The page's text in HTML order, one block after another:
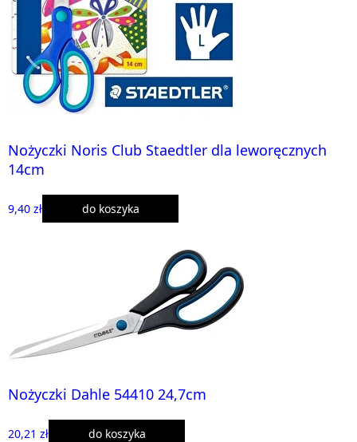
Nożyczki Noris Club Staedtler dla leworęcznych
14cm
9,40 zł do koszyka
Nożyczki Dahle 54410 24,7cm
20,21 zł do koszyka